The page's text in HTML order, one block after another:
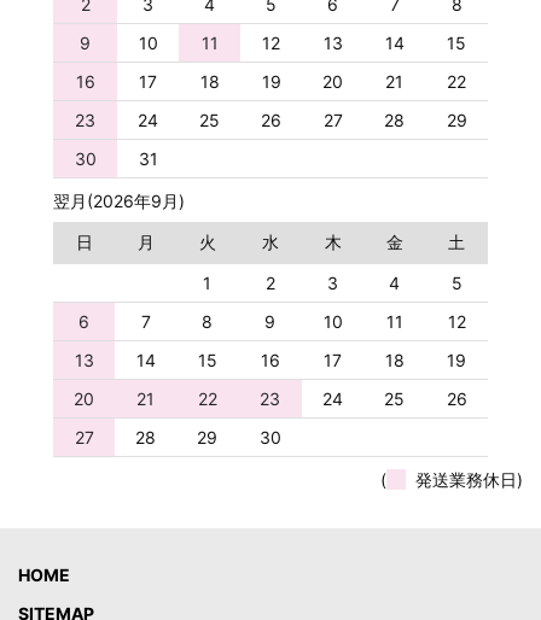
2
3 4 5 6 7
8
9
10 11 12 13 14
15
16
17 18 19 20 21
22
23
24 25 26 27 28
29
30
31
翌月(2026年9月)
日
月 火 水 木 金
土
1
2 3 4
5
6
7 8 9 10 11
12
13
14 15 16 17 18
19
20
21 22 23 24 25
26
27
28 29 30
( 発送業務休日)
HOME
SITEMAP